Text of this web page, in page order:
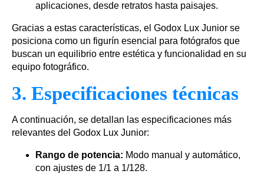
aplicaciones, desde retratos hasta paisajes.
Gracias a estas características, el Godox Lux Junior se
posiciona como un figurín esencial para fotógrafos que
buscan un equilibrio entre estética y funcionalidad en su
equipo fotográfico.
3. Especificaciones técnicas
A continuación, se detallan las especificaciones más
relevantes del Godox Lux Junior:
Rango de potencia: Modo manual y automático,
con ajustes de 1/1 a 1/128.